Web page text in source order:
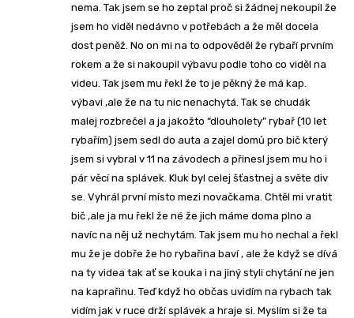
nema. Tak jsem se ho zeptal proč si žádnej nekoupil že
jsem ho viděl nedávno v potřebách a že měl docela
dost peněž. No on mi na to odpověděl že rybaří prvním
rokem a že si nakoupil výbavu podle toho co viděl na
videu. Tak jsem mu řekl že to je pěkný že má kap.
výbavi ,ale že na tu nic nenachytá. Tak se chudák
malej rozbrečel a ja jakožto “dlouholety” rybař (10 let
rybařím) jsem sedl do auta a zajel domů pro bič který
jsem si vybral v 11 na závodech a přinesl jsem mu ho i
pár věcí na splávek. Kluk byl celej šťastnej a světe div
se. Vyhrál první místo mezi novačkama. Chtěl mi vratit
bič ,ale ja mu řekl že né že jich máme doma plno a
navíc na něj už nechytám. Tak jsem mu ho nechal a řekl
mu že je dobře že ho rybařina baví , ale že když se dívá
na ty videa tak ať se kouka i na jiný styli chytání ne jen
na kaprařinu. Teď když ho občas uvidím na rybach tak
vidím jak v ruce drží splávek a hraje si. Myslím si že ta